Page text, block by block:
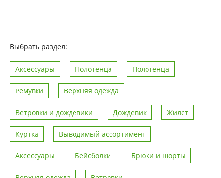
Выбрать раздел:
Аксессуары Полотенца Полотенца
Ремувки Верхняя одежда
Ветровки и дождевики Дождевик Жилет
Куртка Выводимый ассортимент
Аксессуары Бейсболки Брюки и шорты